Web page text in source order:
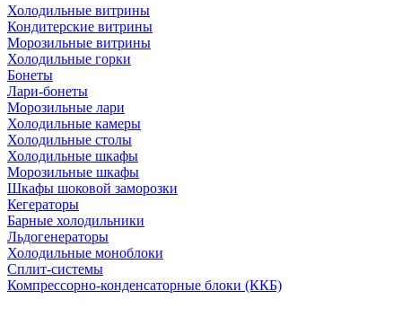
Холодильные витрины
Кондитерские витрины
Морозильные витрины
Холодильные горки
Бонеты
Лари-бонеты
Морозильные лари
Холодильные камеры
Холодильные столы
Холодильные шкафы
Морозильные шкафы
Шкафы шоковой заморозки
Кегераторы
Барные холодильники
Льдогенераторы
Холодильные моноблоки
Сплит-системы
Компрессорно-конденсаторные блоки (ККБ)